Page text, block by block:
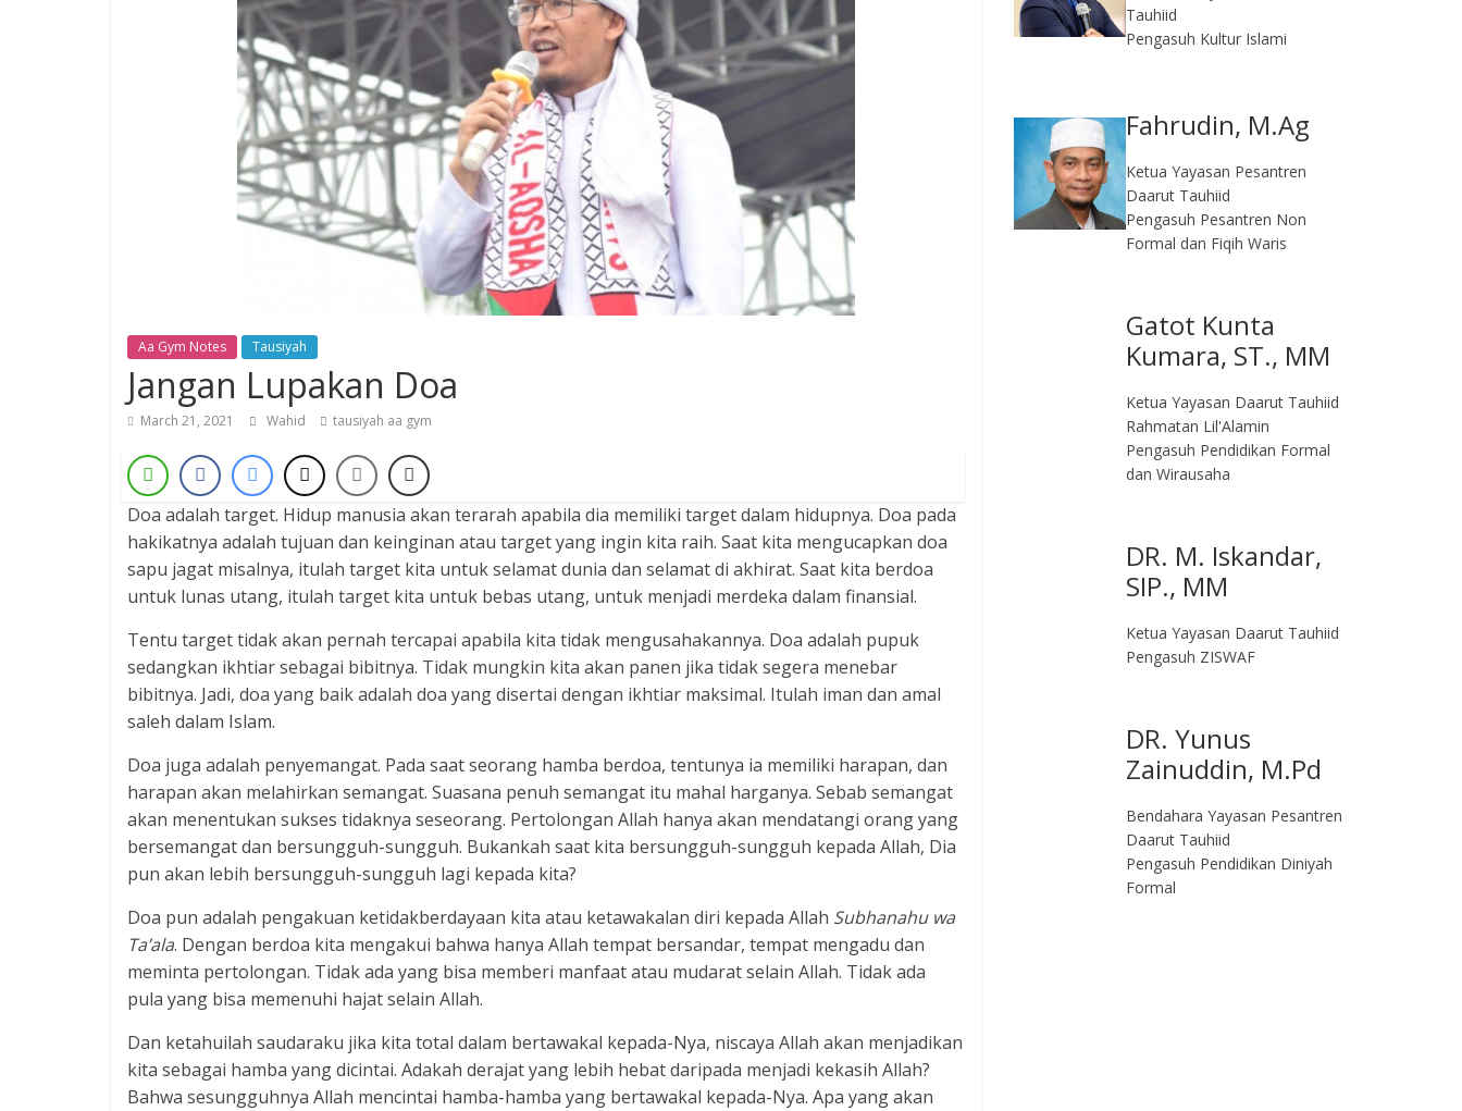
Aa Gym Notes Tausiyah
Jangan Lupakan Doa
March 21, 2021 Wahid tausiyah aa gym
Doa adalah target. Hidup manusia akan terarah apabila dia memiliki target dalam hidupnya. Doa pada
hakikatnya adalah tujuan dan keinginan atau target yang ingin kita raih. Saat kita mengucapkan doa
sapu jagat misalnya, itulah target kita untuk selamat dunia dan selamat di akhirat. Saat kita berdoa
untuk lunas utang, itulah target kita untuk bebas utang, untuk menjadi merdeka dalam finansial.
Tentu target tidak akan pernah tercapai apabila kita tidak mengusahakannya. Doa adalah pupuk
sedangkan ikhtiar sebagai bibitnya. Tidak mungkin kita akan panen jika tidak segera menebar
bibitnya. Jadi, doa yang baik adalah doa yang disertai dengan ikhtiar maksimal. Itulah iman dan amal
saleh dalam Islam.
Doa juga adalah penyemangat. Pada saat seorang hamba berdoa, tentunya ia memiliki harapan, dan
harapan akan melahirkan semangat. Suasana penuh semangat itu mahal harganya. Sebab semangat
akan menentukan sukses tidaknya seseorang. Pertolongan Allah hanya akan mendatangi orang yang
bersemangat dan bersungguh-sungguh. Bukankah saat kita bersungguh-sungguh kepada Allah, Dia
pun akan lebih bersungguh-sungguh lagi kepada kita?
Doa pun adalah pengakuan ketidakberdayaan kita atau ketawakalan diri kepada Allah Subhanahu wa
Ta’ala. Dengan berdoa kita mengakui bahwa hanya Allah tempat bersandar, tempat mengadu dan
meminta pertolongan. Tidak ada yang bisa memberi manfaat atau mudarat selain Allah. Tidak ada
pula yang bisa memenuhi hajat selain Allah.
Dan ketahuilah saudaraku jika kita total dalam bertawakal kepada-Nya, niscaya Allah akan menjadikan
kita sebagai hamba yang dicintai. Adakah derajat yang lebih hebat daripada menjadi kekasih Allah?
Bahwa sesungguhnya Allah mencintai hamba-hamba yang bertawakal kepada-Nya. Apa yang akan
Tauhiid
Pengasuh Kultur Islami
Fahrudin, M.Ag​
Ketua Yayasan Pesantren
Daarut Tauhiid
Pengasuh Pesantren Non
Formal dan Fiqih Waris
Gatot Kunta
Kumara, ST., MM
Ketua Yayasan Daarut Tauhiid
Rahmatan Lil'Alamin
Pengasuh Pendidikan Formal
dan Wirausaha
DR. M. Iskandar,
SIP., MM
Ketua Yayasan Daarut Tauhiid
Pengasuh ZISWAF
DR. Yunus
Zainuddin, M.Pd
Bendahara Yayasan Pesantren
Daarut Tauhiid
Pengasuh Pendidikan Diniyah
Formal